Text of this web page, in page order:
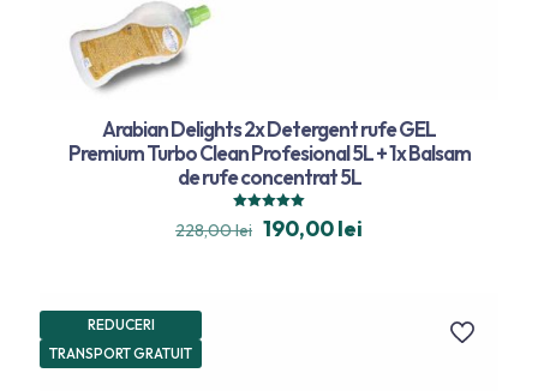
Arabian Delights 2x Detergent rufe GEL
Premium Turbo Clean Profesional 5L + 1x Balsam
de rufe concentrat 5L
Evaluat la
5.00
228,00lei 190,00lei
REDUCERI
TRANSPORT GRATUIT